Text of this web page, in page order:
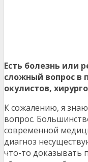
Есть болезнь или
сложный вопрос в
окулистов,
К сожалению, я
вопрос.
современной
диагноз
что-то доказывать